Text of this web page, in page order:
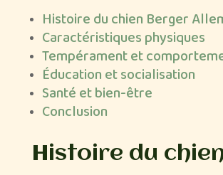
Histoire du chien Berger
Caractéristiques physiques
Tempérament et
Éducation et socialisation
Santé et bien-être
Conclusion
Histoire du